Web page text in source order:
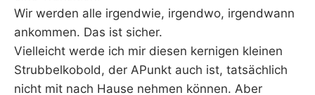
Wir werden alle irgendwie, irgendwo, irgendwann
ankommen. Das ist sicher.
Vielleicht werde ich mir diesen kernigen kleinen
Strubbelkobold, der APunkt auch ist, tatsächlich
nicht mit nach Hause nehmen können. Aber